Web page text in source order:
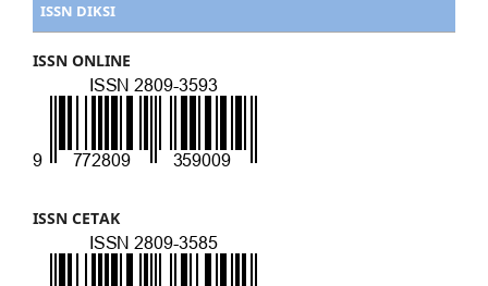
ISSN DIKSI
ISSN ONLINE
ISSN CETAK